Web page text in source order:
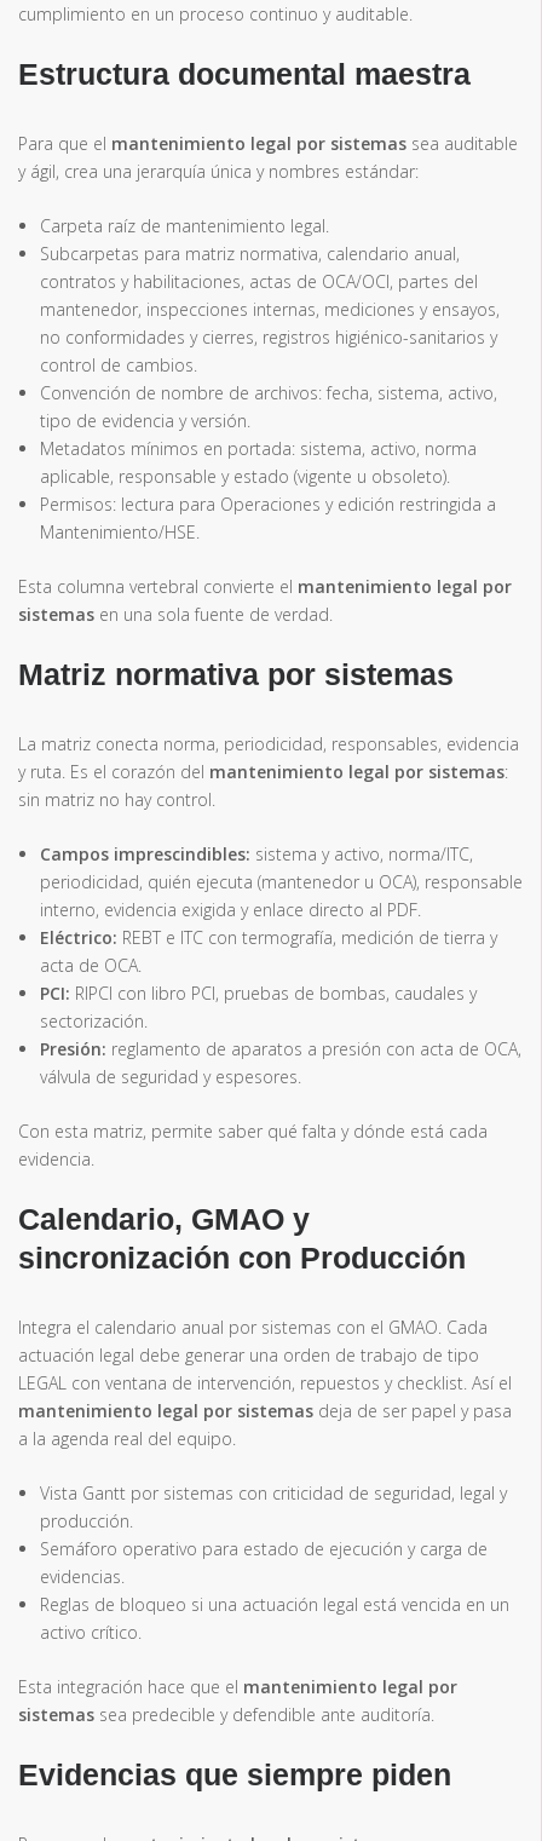
cumplimiento en un proceso continuo y auditable.
Estructura documental maestra
Para que el mantenimiento legal por sistemas sea auditable
y ágil, crea una jerarquía única y nombres estándar:
Carpeta raíz de mantenimiento legal.
Subcarpetas para matriz normativa, calendario anual,
contratos y habilitaciones, actas de OCA/OCI, partes del
mantenedor, inspecciones internas, mediciones y ensayos,
no conformidades y cierres, registros higiénico-sanitarios y
control de cambios.
Convención de nombre de archivos: fecha, sistema, activo,
tipo de evidencia y versión.
Metadatos mínimos en portada: sistema, activo, norma
aplicable, responsable y estado (vigente u obsoleto).
Permisos: lectura para Operaciones y edición restringida a
Mantenimiento/HSE.
Esta columna vertebral convierte el mantenimiento legal por
sistemas en una sola fuente de verdad.
Matriz normativa por sistemas
La matriz conecta norma, periodicidad, responsables, evidencia
y ruta. Es el corazón del mantenimiento legal por sistemas:
sin matriz no hay control.
Campos imprescindibles: sistema y activo, norma/ITC,
periodicidad, quién ejecuta (mantenedor u OCA), responsable
interno, evidencia exigida y enlace directo al PDF.
Eléctrico: REBT e ITC con termografía, medición de tierra y
acta de OCA.
PCI: RIPCI con libro PCI, pruebas de bombas, caudales y
sectorización.
Presión: reglamento de aparatos a presión con acta de OCA,
válvula de seguridad y espesores.
Con esta matriz, permite saber qué falta y dónde está cada
evidencia.
Calendario, GMAO y
sincronización con Producción
Integra el calendario anual por sistemas con el GMAO. Cada
actuación legal debe generar una orden de trabajo de tipo
LEGAL con ventana de intervención, repuestos y checklist. Así el
mantenimiento legal por sistemas deja de ser papel y pasa
a la agenda real del equipo.
Vista Gantt por sistemas con criticidad de seguridad, legal y
producción.
Semáforo operativo para estado de ejecución y carga de
evidencias.
Reglas de bloqueo si una actuación legal está vencida en un
activo crítico.
Esta integración hace que el mantenimiento legal por
sistemas sea predecible y defendible ante auditoría.
Evidencias que siempre piden